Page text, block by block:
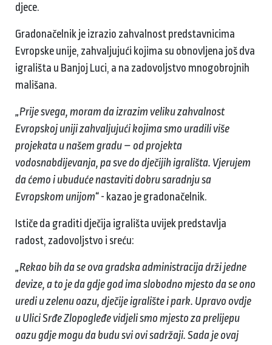
djece.
Gradonačelnik je izrazio zahvalnost predstavnicima
Evropske unije, zahvaljujući kojima su obnovljena još dva
igrališta u Banjoj Luci, a na zadovoljstvo mnogobrojnih
mališana.
„Prije svega, moram da izrazim veliku zahvalnost
Evropskoj uniji zahvaljujući kojima smo uradili više
projekata u našem gradu – od projekta
vodosnabdijevanja, pa sve do dječijih igrališta. Vjerujem
da ćemo i ubuduće nastaviti dobru saradnju sa
Evropskom unijom“ - kazao je gradonačelnik.
Ističe da graditi dječija igrališta uvijek predstavlja
radost, zadovoljstvo i sreću:
„Rekao bih da se ova gradska administracija drži jedne
devize, a to je da gdje god ima slobodno mjesto da se ono
uredi u zelenu oazu, dječije igralište i park. Upravo ovdje
u Ulici Srđe Zlopogleđe vidjeli smo mjesto za prelijepu
oazu gdje mogu da budu svi ovi sadržaji. Sada je ovaj